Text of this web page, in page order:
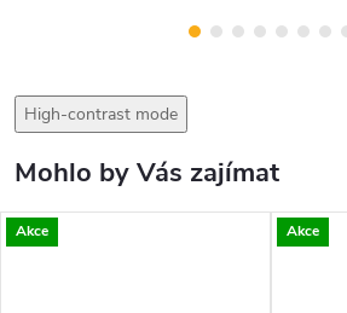
High-contrast mode
Mohlo by Vás zajímat
Akce Akce